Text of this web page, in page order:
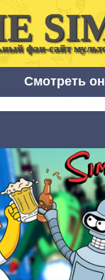
фан-сайт
Смотреть